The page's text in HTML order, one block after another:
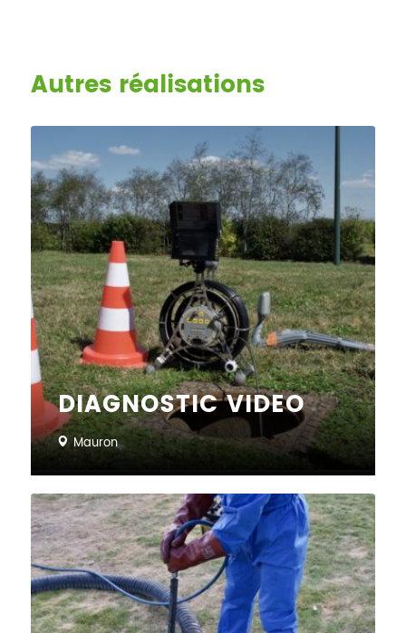
Autres réalisations
DIAGNOSTIC VIDEO
Mauron